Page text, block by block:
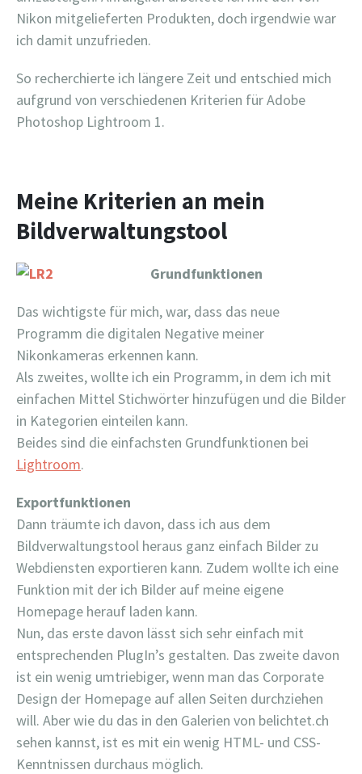
Nikon mitgelieferten Produkten, doch irgendwie war
ich damit unzufrieden.
So recherchierte ich längere Zeit und entschied mich
aufgrund von verschiedenen Kriterien für Adobe
Photoshop Lightroom 1.
Meine Kriterien an mein
Bildverwaltungstool
Grundfunktionen
Das wichtigste für mich, war, dass das neue
Programm die digitalen Negative meiner
Nikonkameras erkennen kann.
Als zweites, wollte ich ein Programm, in dem ich mit
einfachen Mittel Stichwörter hinzufügen und die Bilder
in Kategorien einteilen kann.
Beides sind die einfachsten Grundfunktionen bei
Lightroom.
Exportfunktionen
Dann träumte ich davon, dass ich aus dem
Bildverwaltungstool heraus ganz einfach Bilder zu
Webdiensten exportieren kann. Zudem wollte ich eine
Funktion mit der ich Bilder auf meine eigene
Homepage herauf laden kann.
Nun, das erste davon lässt sich sehr einfach mit
entsprechenden PlugIn’s gestalten. Das zweite davon
ist ein wenig umtriebiger, wenn man das Corporate
Design der Homepage auf allen Seiten durchziehen
will. Aber wie du das in den Galerien von belichtet.ch
sehen kannst, ist es mit ein wenig HTML- und CSS-
Kenntnissen durchaus möglich.